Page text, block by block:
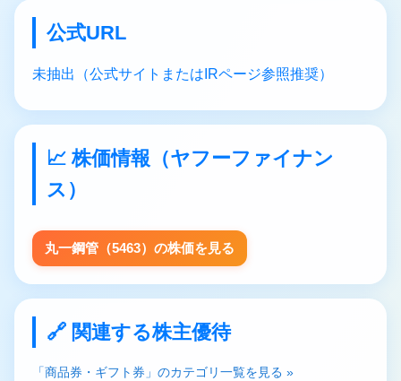
公式URL
未抽出（公式サイトまたはIRページ参照推奨）
📈 株価情報（ヤフーファイナン
ス）
丸一鋼管（5463）の株価を見る
🔗 関連する株主優待
「商品券・ギフト券」のカテゴリ一覧を見る »